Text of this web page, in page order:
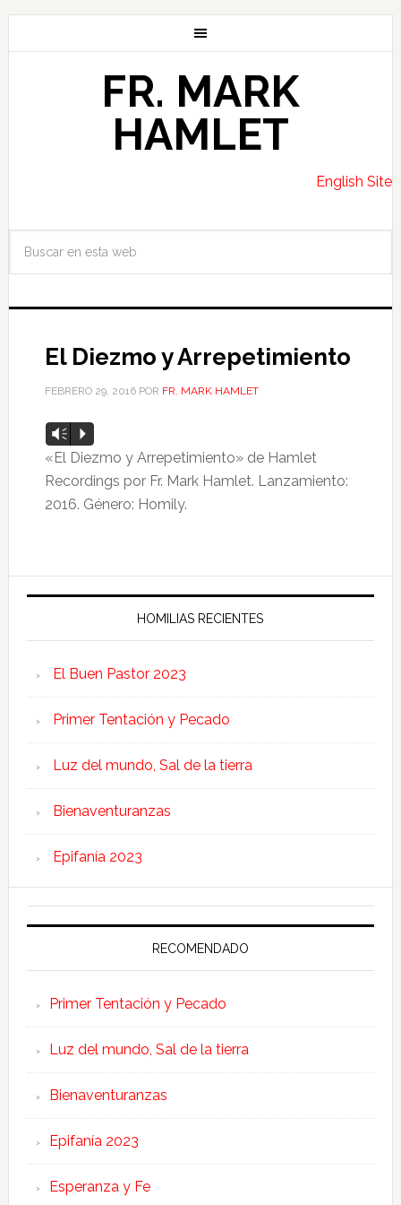
FR. MARK
HAMLET
English Site
El Diezmo y Arrepetimiento
FEBRERO 29, 2016POR FR. MARK HAMLET
Reproductor
de
audio
Vm P
«El Diezmo y Arrepetimiento» de Hamlet
Recordings por Fr. Mark Hamlet. Lanzamiento:
2016. Género: Homily.
HOMILIAS RECIENTES
El Buen Pastor 2023
Primer Tentación y Pecado
Luz del mundo, Sal de la tierra
Bienaventuranzas
Epifanía 2023
RECOMENDADO
Primer Tentación y Pecado
Luz del mundo, Sal de la tierra
Bienaventuranzas
Epifanía 2023
Esperanza y Fe